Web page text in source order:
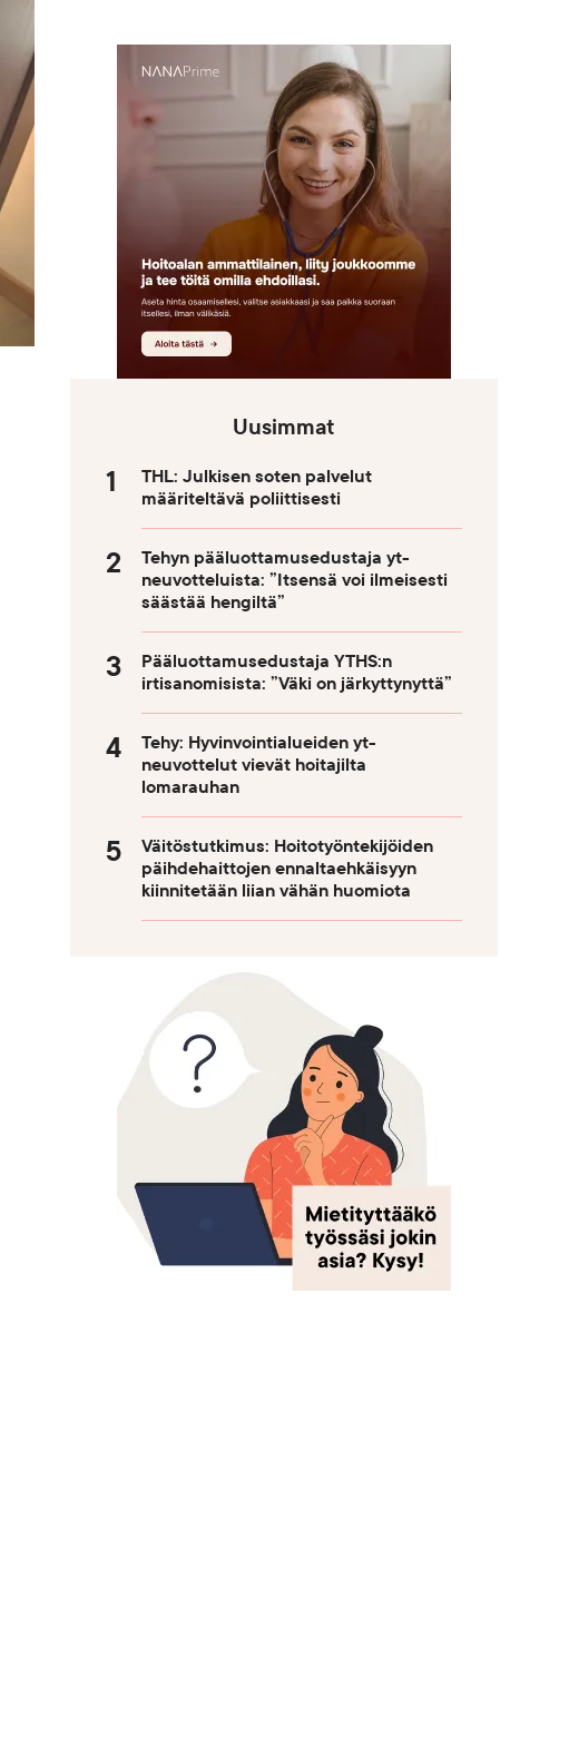
Uusimmat
THL: Julkisen soten palvelut
määriteltävä poliittisesti
Tehyn pääluottamusedustaja yt-
neuvotteluista: ”Itsensä voi ilmeisesti
säästää hengiltä”
Pääluottamusedustaja YTHS:n
irtisanomisista: ”Väki on järkyttynyttä”
Tehy: Hyvinvointialueiden yt-
neuvottelut vievät hoitajilta
lomarauhan
Väitöstutkimus: Hoitotyöntekijöiden
päihdehaittojen ennaltaehkäisyyn
kiinnitetään liian vähän huomiota